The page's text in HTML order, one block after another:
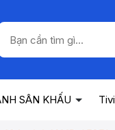
SÂN KHẤU Tivi